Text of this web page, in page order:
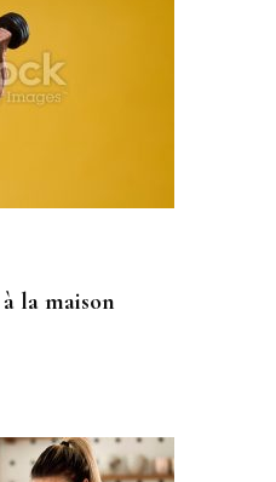
la maison